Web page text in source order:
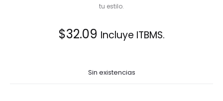
tu estilo.
$32.09 Incluye ITBMS.
Sin existencias